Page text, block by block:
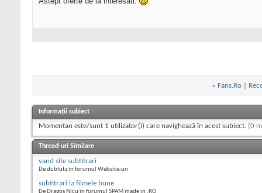
« Fans.Ro
Informații subiect
Momentan este/sunt 1 utilizator(i) care navighează în acest subiect. (0
Thread-uri Similare
vand site subtitrari
De dublutz în forumul Website-uri
subtitrari la filmele bune